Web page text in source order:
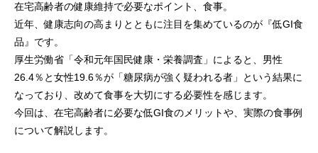
在宅高齢者の健康維持で必要なポイント、食事。
近年、健康志向の高まりとともに注目を集めているのが『低GI食
品』です。
厚生労働省「令和元年国民健康・栄養調査」によると、男性
26.4％と女性19.6％が「糖尿病が強く疑われる者」という結果に
なっており、改めて食事を大切にする必要性を感じます。
今回は、在宅高齢者に必要な低GI食のメリットや、実際の食事例
について解説します。